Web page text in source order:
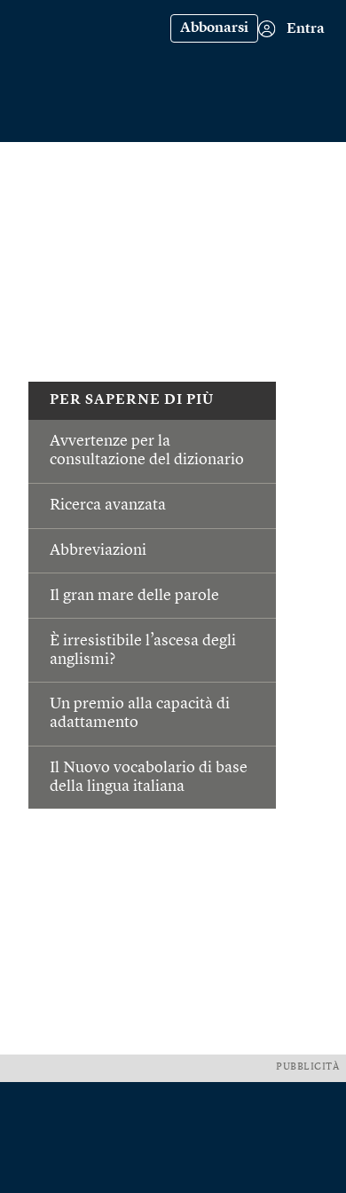
Abbonarsi Entra
PER SAPERNE DI PIÙ
Avvertenze per la
consultazione del dizionario
Ricerca avanzata
Abbreviazioni
Il gran mare delle parole
È irresistibile l’ascesa degli
anglismi?
Un premio alla capacità di
adattamento
Il Nuovo vocabolario di base
della lingua italiana
PUBBLICITÀ